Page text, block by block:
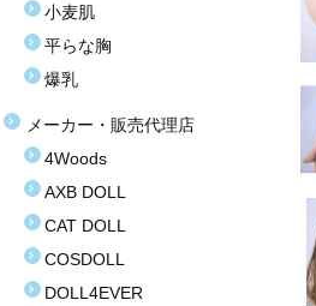
小麦肌
平らな胸
爆乳
メーカー・販売代理店
4Woods
AXB DOLL
CAT DOLL
COSDOLL
DOLL4EVER